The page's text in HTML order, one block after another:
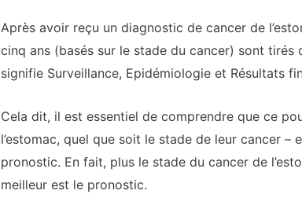
Après avoir reçu un diagnostic de cancer de
cinq ans (basés sur le stade du cancer) sont tirés
signifie Surveillance, Epidémiologie et Résultats
Cela dit, il est essentiel de comprendre que ce
l’estomac, quel que soit le stade de leur cancer
pronostic. En fait, plus le stade du cancer de
meilleur est le pronostic.